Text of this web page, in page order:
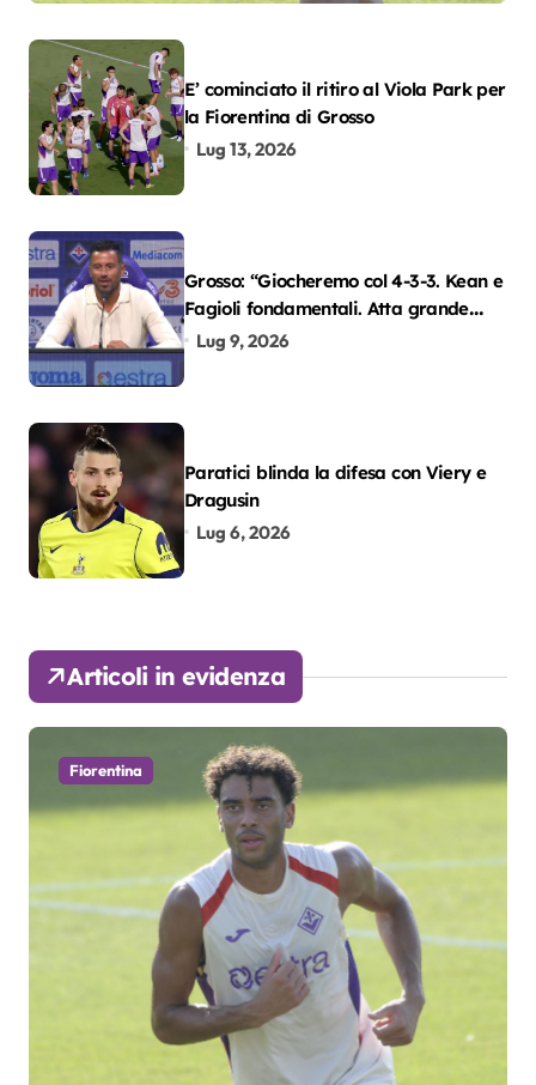
E’ cominciato il ritiro al Viola Park per
la Fiorentina di Grosso
Lug 13, 2026
Grosso: “Giocheremo col 4-3-3. Kean e
Fagioli fondamentali. Atta grande
colpo”
Lug 9, 2026
Paratici blinda la difesa con Viery e
Dragusin
Lug 6, 2026
Articoli in evidenza
Fiorentina